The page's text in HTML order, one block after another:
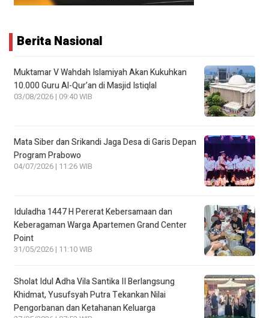
Berita Nasional
Muktamar V Wahdah Islamiyah Akan Kukuhkan
10.000 Guru Al-Qur’an di Masjid Istiqlal
03/08/2026 | 09:40 WIB
Mata Siber dan Srikandi Jaga Desa di Garis Depan
Program Prabowo
04/07/2026 | 11:26 WIB
Iduladha 1447 H Pererat Kebersamaan dan
Keberagaman Warga Apartemen Grand Center
Point
31/05/2026 | 11:10 WIB
Sholat Idul Adha Vila Santika II Berlangsung
Khidmat, Yusufsyah Putra Tekankan Nilai
Pengorbanan dan Ketahanan Keluarga